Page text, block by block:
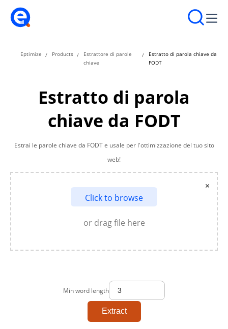
Eptimize Products
Estrattore di parole
chiave
Estratto di parola chiave da
FODT
Estratto di parola
chiave da FODT
Estrai le parole chiave da FODT e usale per l'ottimizzazione del tuo sito
web!
Click to browse
or drag file here
×
Min word length
Extract